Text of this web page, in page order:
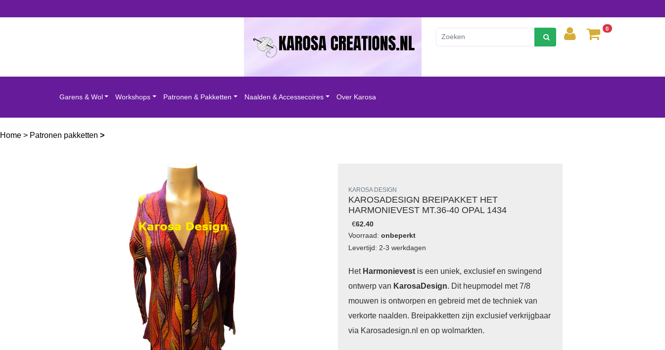
0
Garens & Wol Workshops Patronen & Pakketten Naalden & Accessecoires Over Karosa
Home > Patronen pakketten >
KAROSA DESIGN
KAROSADESIGN BREIPAKKET HET
HARMONIEVEST MT.36-40 OPAL 1434
€62.40
Voorraad: onbeperkt
Levertijd: 2-3 werkdagen
Het Harmonievestis een uniek, exclusief en swingend
ontwerp van KarosaDesign. Dit heupmodel met 7/8
mouwen is ontworpen en gebreid met de techniek van
verkorte naalden. Breipakketten zijn exclusief verkrijgbaar
via Karosadesign.nl en op wolmarkten.